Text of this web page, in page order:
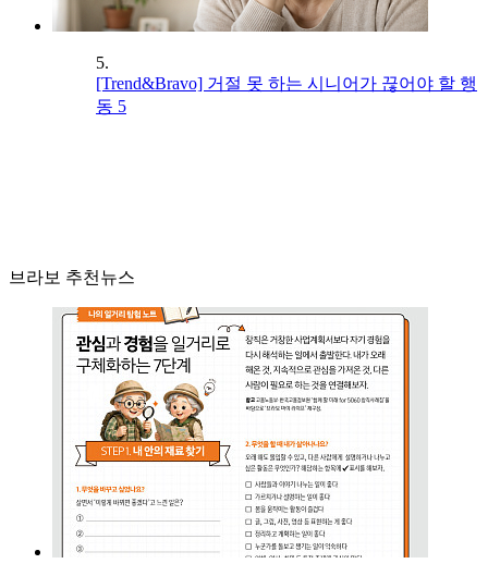
5.
[Trend&Bravo] 거절 못 하는 시니어가 끊어야 할 행
동 5
브라보 추천뉴스